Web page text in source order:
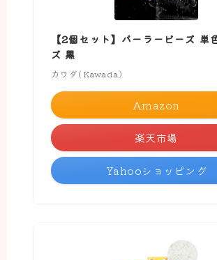
【2個セット】パーラービーズ 単
ズ 黒
カワダ(Kawada)
Amazon
楽天市場
Yahooショッピング